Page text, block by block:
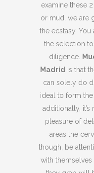
examine these
or mud, we are
the ecstasy. You
the selection
diligence.
Madrid is that
can solely do
ideal to form
additionally, it’s
pleasure of
areas the
though, be
with themselves